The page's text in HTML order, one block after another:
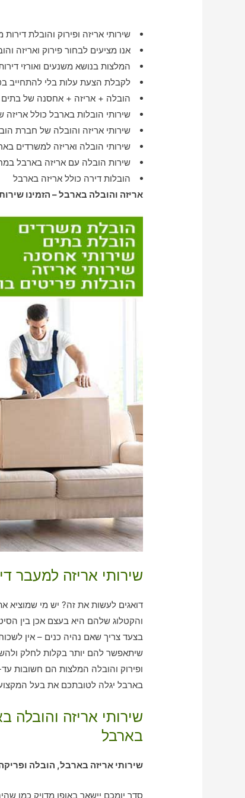
שירותי אריזה ופירוק והובלת דירות
אנו מציעים לבחור פירוק ואריזה
המלצות בנושא משנעים ואורזי
לקבלת הצעת עלות בלי להתחייב
הובלה + אריזה + אחסנה של בתים
שירותי הובלות בארבל כולל אריזה
שירותי אריזה והובלה של חברת
שירותי הובלה ואריזה למשרדים
שירות הובלה עם אריזה בארבל
הובלות דירה כולל אריזה בארבל
אריזה והובלה בארבל – הזמינו
שירותי אריזה למעבר
דואגים לעשות את זה? יש מי שמוציא
והקטלוג שלהם היא בעצם אכן בין
בצעד צריך שאם נהיה כנים – אין
שיתאפשר להם יותר בקלות לחלק
ופירוק והובלה המלצות הם חשובות
בארבל יגלה לטובתכם את בעל
שירותי אריזה
בארבל
שירותי אריזה בארבל, הובלה
סדר יומכם יישאר באופן מדויק כמו